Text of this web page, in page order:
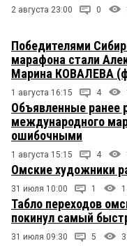
2 августа 23:00 0
Победителями
марафона стали
Марина КОВАЛЕВА
1 августа 16:15 4
Объявленные ранее
международного
ошибочными
1 августа 15:15 4
Омские художники
31 июля 10:00 1
Табло переходов
покинул самый
31 июля 09:30 5